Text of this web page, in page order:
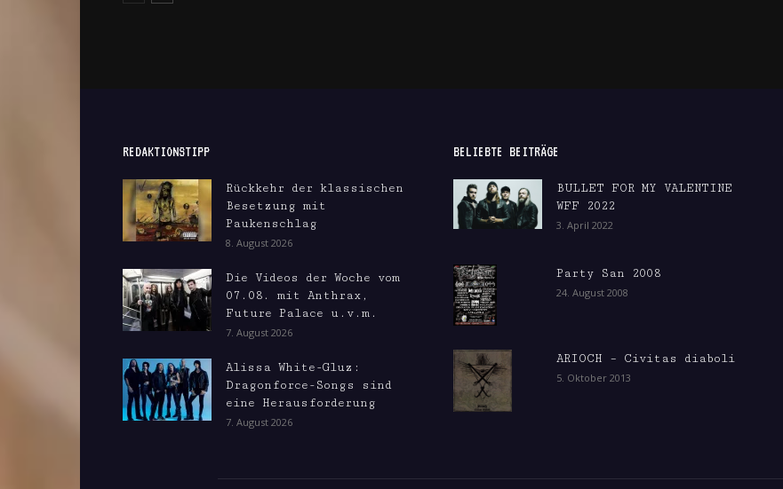
REDAKTIONSTIPP
Rückkehr der klassischen
Besetzung mit
Paukenschlag
8. August 2026
Die Videos der Woche vom
07.08. mit Anthrax,
Future Palace u.v.m.
7. August 2026
Alissa White-Gluz:
Dragonforce-Songs sind
eine Herausforderung
7. August 2026
BELIEBTE BEITRÄGE
BULLET FOR MY VALENTINE
WFF 2022
3. April 2022
Party San 2008
24. August 2008
ARIOCH – Civitas diaboli
5. Oktober 2013